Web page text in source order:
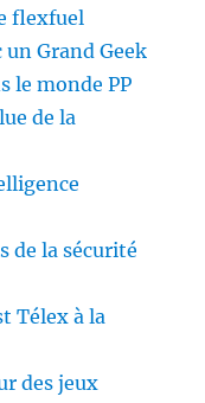
flexfuel
un Grand Geek
le monde PP
de la
de la sécurité
Télex à la
des jeux